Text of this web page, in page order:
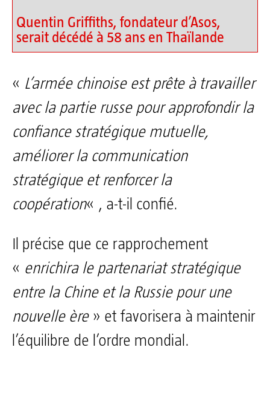
Quentin Griffiths, fondateur d’Asos,
serait décédé à 58 ans en Thaïlande
« L’armée chinoise est prête à travailler
avec la partie russe pour approfondir la
confiance stratégique mutuelle,
améliorer la communication
stratégique et renforcer la
coopération« , a-t-il confié.
Il précise que ce rapprochement
« enrichira le partenariat stratégique
entre la Chine et la Russie pour une
nouvelle ère» et favorisera à maintenir
l’équilibre de l’ordre mondial.